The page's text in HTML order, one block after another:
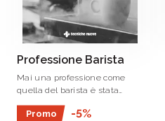
Professione Barista
Mai una professione come
quella del barista è stata
inflazionata come in
quest’ultimo periodo storico.
Promo
-5%